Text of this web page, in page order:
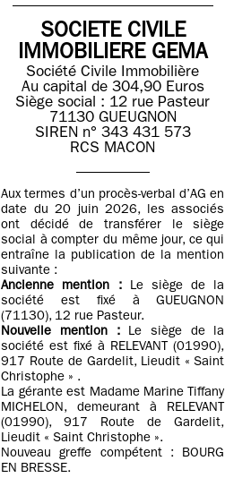
SOCIETE CIVILE
IMMOBILIERE GEMA
Société Civile Immobilière
Au capital de 304,90 Euros
Siège social : 12 rue Pasteur
71130 GUEUGNON
SIREN n° 343 431 573
RCS MACON
Aux termes d’un procès-verbal d’AG en
date du 20 juin 2026, les associés
ont décidé de transférer le siège
social à compter du même jour, ce qui
entraîne la publication de la mention
suivante :
Ancienne mention : Le siège de la
société est fixé à GUEUGNON
(71130), 12 rue Pasteur.
Nouvelle mention : Le siège de la
société est fixé à RELEVANT (01990),
917 Route de Gardelit, Lieudit « Saint
Christophe » .
La gérante est Madame Marine Tiffany
MICHELON, demeurant à RELEVANT
(01990), 917 Route de Gardelit,
Lieudit « Saint Christophe ».
Nouveau greffe compétent : BOURG
EN BRESSE.